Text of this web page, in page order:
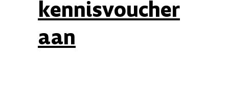
kennisvoucher
aan